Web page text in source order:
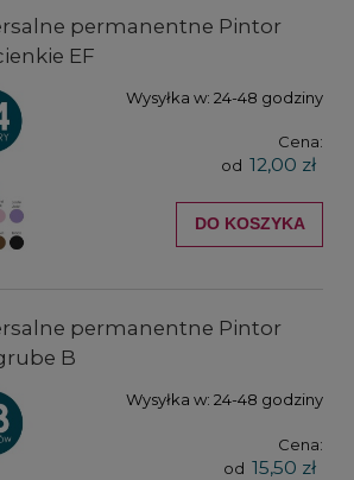
permanentne Pintor
EF
Wysyłka w: 24-48 godziny
Cena:
od 12,00 zł
DO KOSZYKA
permanentne Pintor
B
Wysyłka w: 24-48 godziny
Cena:
od 15,50 zł